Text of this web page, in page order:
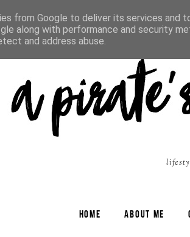
HOME ABOUT ME
from Google to deliver its services and
along with performance and security
and address abuse.